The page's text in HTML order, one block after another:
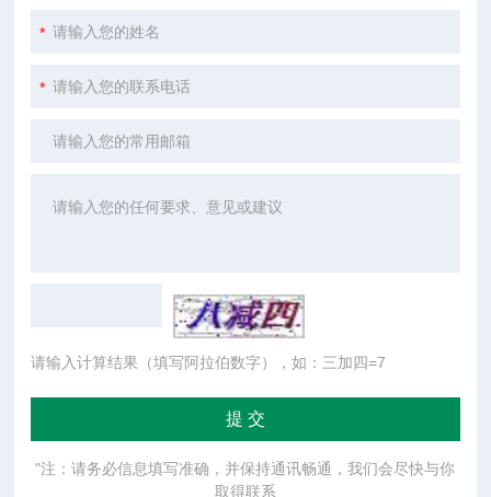
请输入计算结果（填写阿拉伯数字），如：三加四=7
"注：请务必信息填写准确，并保持通讯畅通，我们会尽快与你
取得联系